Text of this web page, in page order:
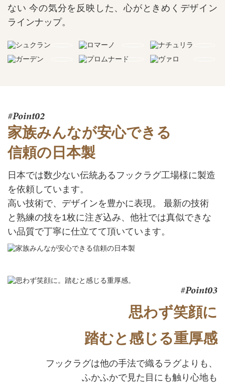
ない 今の気分を反映した、心がときめくデザイン
ラインナップ。
#Point02
家族みんなが安心できる
信頼の日本製
日本では数少ない伝統あるフックラグ工場様に製造
を依頼しています。
高い技術で、デザインを豊かに表現。
最新の技術
と熟練の技を1枚に注ぎ込み、他社では真似できな
い品質で丁寧に仕立てて頂いています。
#Point03
思わず笑顔に
踏むと感じる重厚感
フックラグは他の手法で織るラグよりも、
ふかふかで見た目にも触り心地も